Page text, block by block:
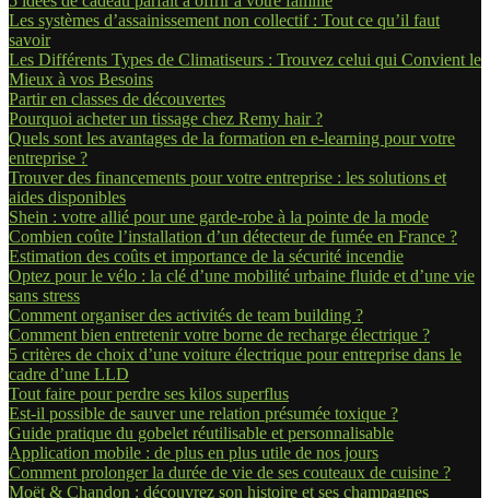
Les systèmes d’assainissement non collectif : Tout ce qu’il faut
savoir
Les Différents Types de Climatiseurs : Trouvez celui qui Convient le
Mieux à vos Besoins
Partir en classes de découvertes
Pourquoi acheter un tissage chez Remy hair ?
Quels sont les avantages de la formation en e-learning pour votre
entreprise ?
Trouver des financements pour votre entreprise : les solutions et
aides disponibles
Shein : votre allié pour une garde-robe à la pointe de la mode
Combien coûte l’installation d’un détecteur de fumée en France ?
Estimation des coûts et importance de la sécurité incendie
Optez pour le vélo : la clé d’une mobilité urbaine fluide et d’une vie
sans stress
Comment organiser des activités de team building ?
Comment bien entretenir votre borne de recharge électrique ?
5 critères de choix d’une voiture électrique pour entreprise dans le
cadre d’une LLD
Tout faire pour perdre ses kilos superflus
Est-il possible de sauver une relation présumée toxique ?
Guide pratique du gobelet réutilisable et personnalisable
Application mobile : de plus en plus utile de nos jours
Comment prolonger la durée de vie de ses couteaux de cuisine ?
Moët & Chandon : découvrez son histoire et ses champagnes